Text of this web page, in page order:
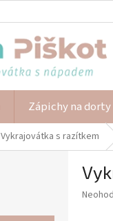
Zápichy na dorty
Vykrajovátka s razítkem